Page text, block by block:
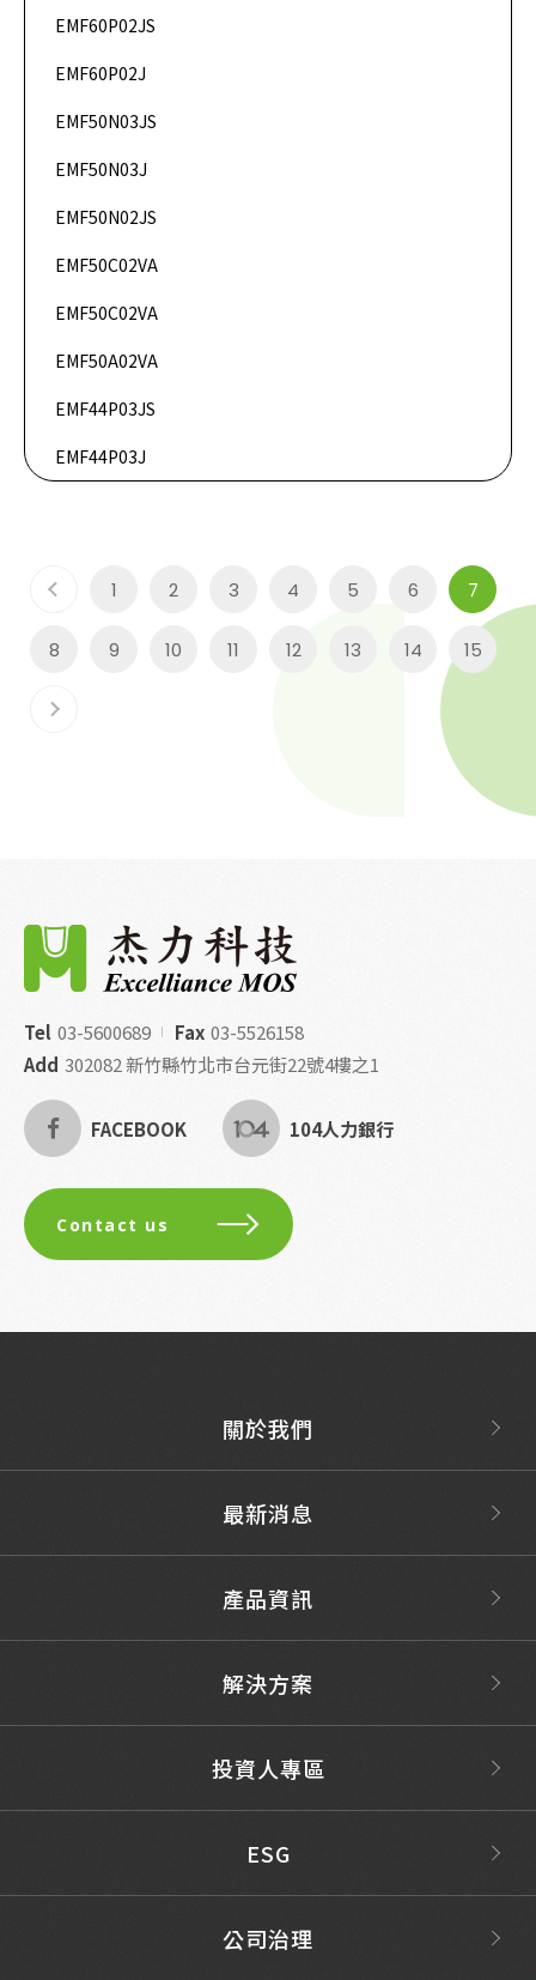
EMF60P02JS
EMF60P02J
DataSheet
EMF50N03JS
DataSheet
EMF50N03J
DataSheet
EMF50N02JS
DataSheet
EMF50C02VA
DataSheet
EMF50C02VA
DataSheet
EMF50A02VA
DataSheet
EMF44P03JS
DataSheet
EMF44P03J
DataSheet
1 2 3 4 5 6 7
8 9 10 11 12 13 14 15
Tel 03-5600689 Fax 03-5526158
Add 302082 新竹縣竹北市台元街22號4樓之1
FACEBOOK 104人力銀行
Contact us
關於我們
最新消息
產品資訊
解決方案
投資人專區
ESG
公司治理